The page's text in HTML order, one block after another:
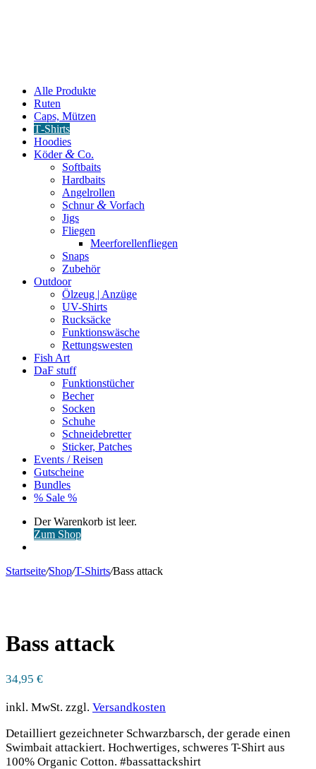
Alle Produkte
Ruten
Caps, Mützen
T‑Shirts
Hoodies
Köder& Co.
Softbaits
Hardbaits
Angelrollen
Schnur& Vorfach
Jigs
Fliegen
Meerforellenfliegen
Snaps
Zubehör
Outdoor
Ölzeug | Anzüge
UV-Shirts
Rucksäcke
Funktionswäsche
Rettungswesten
Fish Art
DaF stuff
Funktionstücher
Becher
Socken
Schuhe
Schneidebretter
Sticker, Patches
Events / Reisen
Gutscheine
Bundles
% Sale %
Warenkorb
ansehen
Der Warenkorb ist leer.
Zum Shop
Startseite/Shop/T-Shirts/Bass attack
Bass attack
34,95 €
inkl. MwSt. zzgl. Versandkosten
Detailliert gezeichneter Schwarzbarsch, der gerade einen
Swimbait attackiert. Hochwertiges, schweres T-Shirt aus
100% Organic Cotton. #bassattackshirt